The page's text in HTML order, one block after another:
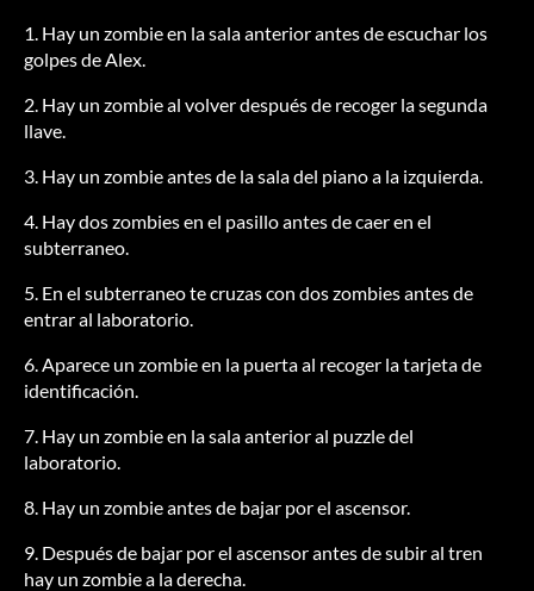
1. Hay un zombie en la sala anterior antes de escuchar los
golpes de Alex.
2. Hay un zombie al volver después de recoger la segunda
llave.
3. Hay un zombie antes de la sala del piano a la izquierda.
4. Hay dos zombies en el pasillo antes de caer en el
subterraneo.
5. En el subterraneo te cruzas con dos zombies antes de
entrar al laboratorio.
6. Aparece un zombie en la puerta al recoger la tarjeta de
identificación.
7. Hay un zombie en la sala anterior al puzzle del
laboratorio.
8. Hay un zombie antes de bajar por el ascensor.
9. Después de bajar por el ascensor antes de subir al tren
hay un zombie a la derecha.